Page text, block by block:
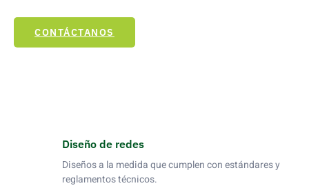
CONTÁCTANOS
Diseño de redes
Diseños a la medida que cumplen con estándares y
reglamentos técnicos.